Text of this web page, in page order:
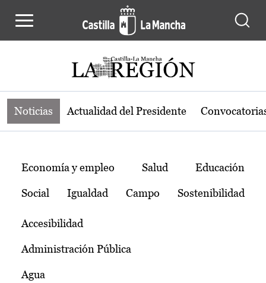
Noticias de la región de Castilla-La
Noticias Actualidad del Presidente
Temas
Economía y empleo Salud Educación
Social Igualdad Campo Sostenibilidad
Accesibilidad
Administración Pública
Agua